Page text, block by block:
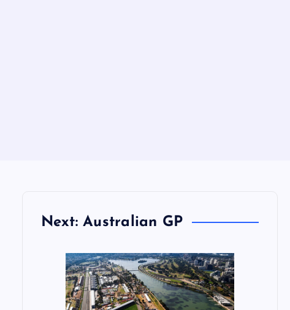
Next: Australian GP